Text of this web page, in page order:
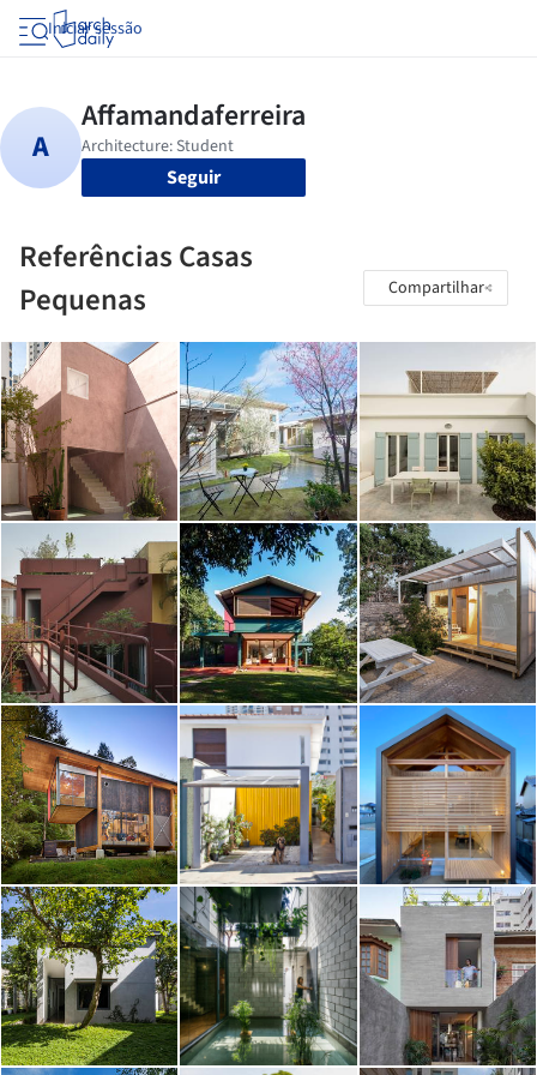
Iniciar sessão
Seguir
Referências Casas
Pequenas
Compartilhar